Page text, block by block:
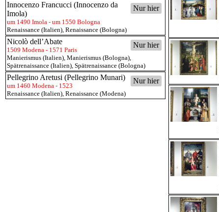
Nur hier
Innocenzo Francucci (Innocenzo da
Imola)
um 1490 Imola - um 1550 Bologna
Renaissance (Italien), Renaissance (Bologna)
Nur hier
Nicolò dell’Abate
1509 Modena - 1571 Paris
Manierismus (Italien), Manierismus (Bologna),
Spätrenaissance (Italien), Spätrenaissance (Bologna)
Nur hier
Pellegrino Aretusi (Pellegrino Munari)
um 1460 Modena - 1523
Renaissance (Italien), Renaissance (Modena)